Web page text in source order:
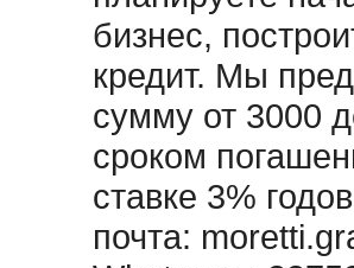
бизнес,
кредит. Мы
сумму от 3000
сроком
ставке 3%
почта: